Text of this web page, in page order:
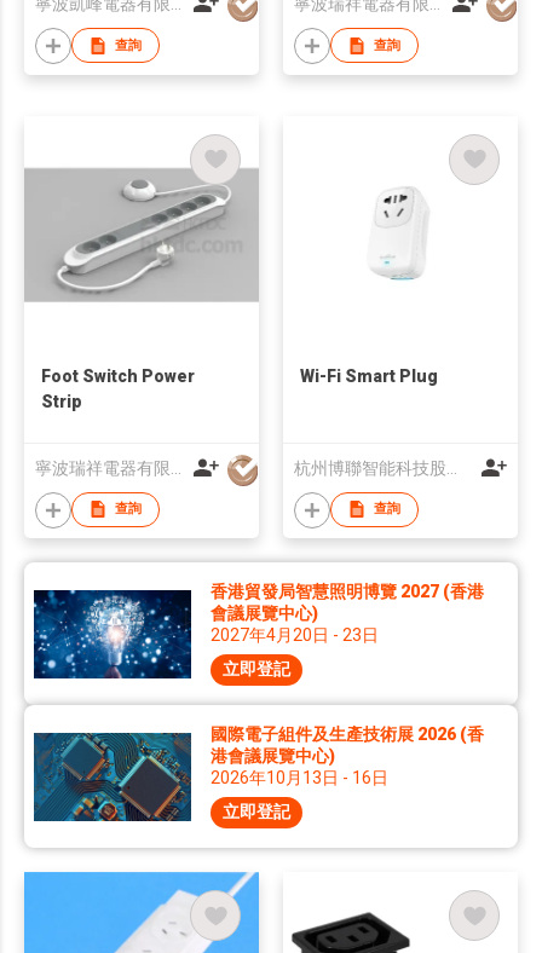
寧波凱峰電器有限公司
查詢
寧波瑞祥電器有限公司
查詢
Foot Switch Power
Strip
查詢
Wi-Fi Smart Plug
查詢
香港貿發局智慧照明博覽 2027 (香港
會議展覽中心)
2027年4月20日 - 23日
立即登記
國際電子組件及生產技術展 2026 (香
港會議展覽中心)
2026年10月13日 - 16日
立即登記